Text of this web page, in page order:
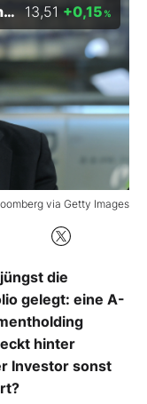
via Getty Images
13,51 +0,15 %
die
gelegt: eine A-
hinter
Investor sonst